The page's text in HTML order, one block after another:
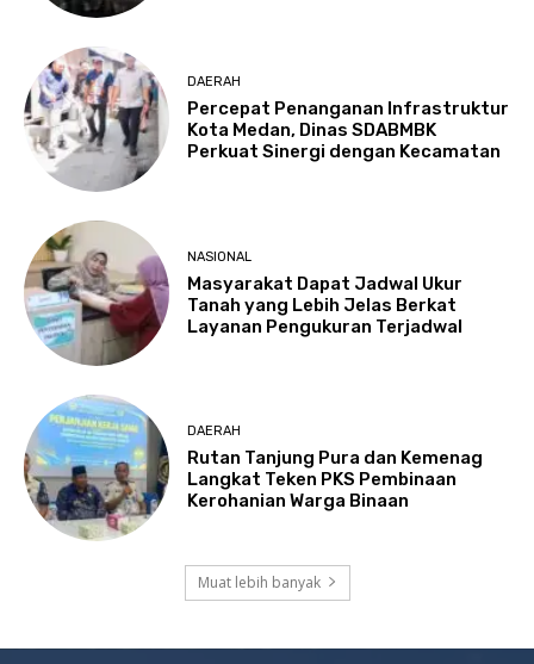
DAERAH
Percepat Penanganan Infrastruktur
Kota Medan, Dinas SDABMBK
Perkuat Sinergi dengan Kecamatan
NASIONAL
Masyarakat Dapat Jadwal Ukur
Tanah yang Lebih Jelas Berkat
Layanan Pengukuran Terjadwal
DAERAH
Rutan Tanjung Pura dan Kemenag
Langkat Teken PKS Pembinaan
Kerohanian Warga Binaan
Muat lebih banyak